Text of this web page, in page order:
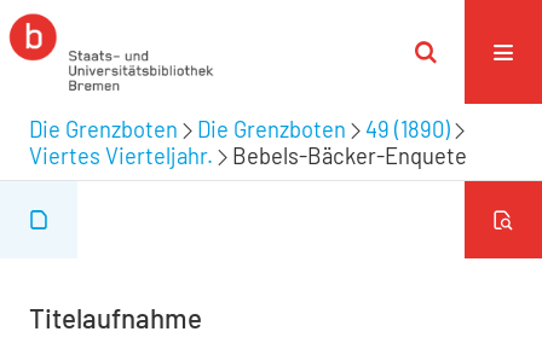
Die Grenzboten Die Grenzboten
49 (1890)
Viertes Vierteljahr.
Bebels-Bäcker-Enquete
Titelaufnahme